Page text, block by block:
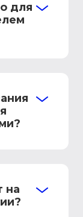
для
на